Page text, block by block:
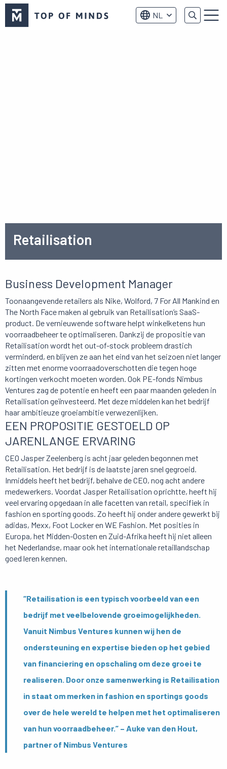
of
NL Menu
Retailisation
Business Development Manager
Toonaangevende retailers als Nike, Wolford, 7 For All Mankind en
The North Face maken al gebruik van Retailisation’s SaaS-
product. De vernieuwende software helpt winkelketens hun
voorraadbeheer te optimaliseren. Dankzij de propositie van
Retailisation wordt het out-of-stock probleem drastich
verminderd, en blijven ze aan het eind van het seizoen niet langer
zitten met enorme voorraadoverschotten die tegen hoge
kortingen verkocht moeten worden. Ook PE-fonds Nimbus
Ventures zag de potentie en heeft een paar maanden geleden in
Retailisation geïnvesteerd. Met deze middelen kan het bedrijf
haar ambitieuze groeiambitie verwezenlijken.
EEN PROPOSITIE GESTOELD OP
JARENLANGE ERVARING
CEO Jasper Zeelenberg is acht jaar geleden begonnen met
Retailisation. Het bedrijf is de laatste jaren snel gegroeid.
Inmiddels heeft het bedrijf, behalve de CEO, nog acht andere
medewerkers. Voordat Jasper Retailisation oprichtte, heeft hij
veel ervaring opgedaan in alle facetten van retail, specifiek in
fashion en sporting goods. Zo heeft hij onder andere gewerkt bij
adidas, Mexx, Foot Locker en WE Fashion. Met posities in
Europa, het Midden-Oosten en Zuid-Afrika heeft hij niet alleen
het Nederlandse, maar ook het internationale retaillandschap
goed leren kennen.
“Retailisation is een typisch voorbeeld van een
bedrijf met veelbelovende groeimogelijkheden.
Vanuit Nimbus Ventures kunnen wij hen de
ondersteuning en expertise bieden op het gebied
van financiering en opschaling om deze groei te
realiseren. Door onze samenwerking is Retailisation
in staat om merken in fashion en sportings goods
over de hele wereld te helpen met het optimaliseren
van hun voorraadbeheer.” – Auke van den Hout,
partner of Nimbus Ventures